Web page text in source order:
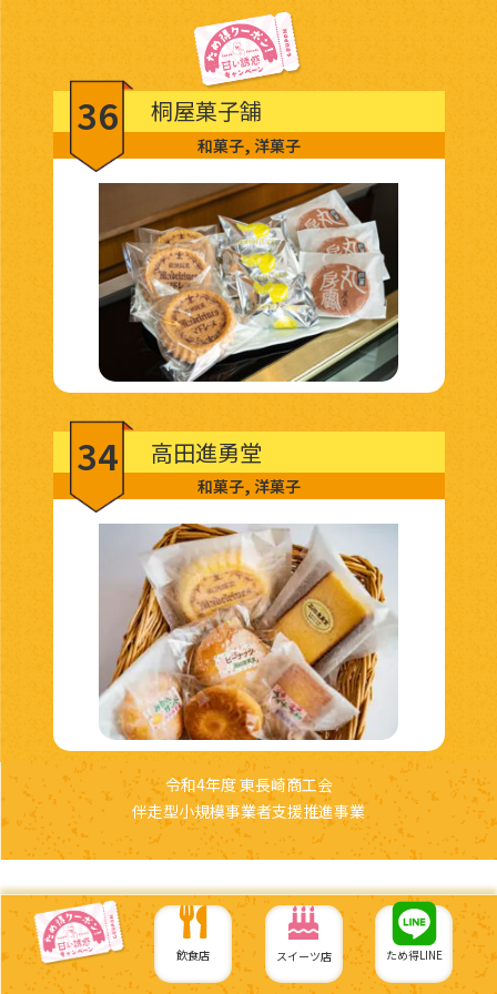
36 桐屋菓子舗
和菓子, 洋菓子
34 高田進勇堂
和菓子, 洋菓子
令和4年度 東長崎商工会
伴走型小規模事業者支援推進事業
飲食店 スイーツ店 ため得LINE